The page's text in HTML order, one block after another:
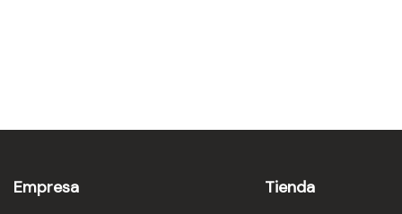
Empresa Tienda